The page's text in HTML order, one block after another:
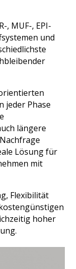
, MUF-, EPI-
und
jeder Phase
längere
Lösung für
mit
Flexibilität
hoher